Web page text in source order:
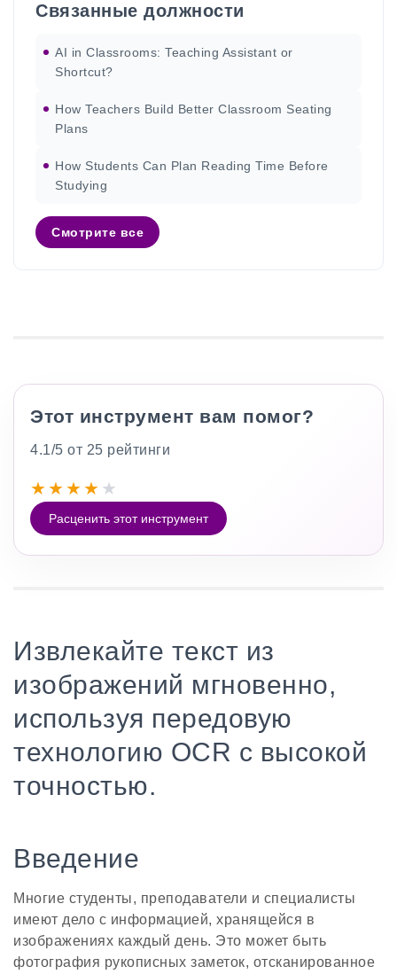
Связанные должности
AI in Classrooms: Teaching Assistant or
Shortcut?
How Teachers Build Better Classroom Seating
Plans
How Students Can Plan Reading Time Before
Studying
Смотрите все
Этот инструмент вам помог?
4.1/5 от 25 рейтинги
★★★★ ★
Расценить этот инструмент
Извлекайте текст из
изображений мгновенно,
используя передовую
технологию OCR с высокой
точностью.
Введение
Многие студенты, преподаватели и специалисты
имеют дело с информацией, хранящейся в
изображениях каждый день. Это может быть
фотография рукописных заметок, отсканированное